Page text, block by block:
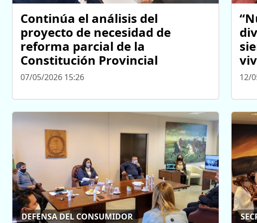
Continúa el análisis del
proyecto de necesidad de
reforma parcial de la
Constitución Provincial
07/05/2026 15:26 12/
DEFENSA DEL CONSUMIDOR